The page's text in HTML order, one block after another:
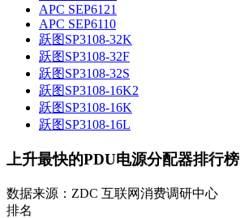
APC SEP6121
APC SEP6110
跃图SP3108-32K
跃图SP3108-32F
跃图SP3108-32S
跃图SP3108-16K2
跃图SP3108-16K
跃图SP3108-16L
上升最快的PDU电源分配器排行榜
数据来源：ZDC 互联网消费调研中心
排名